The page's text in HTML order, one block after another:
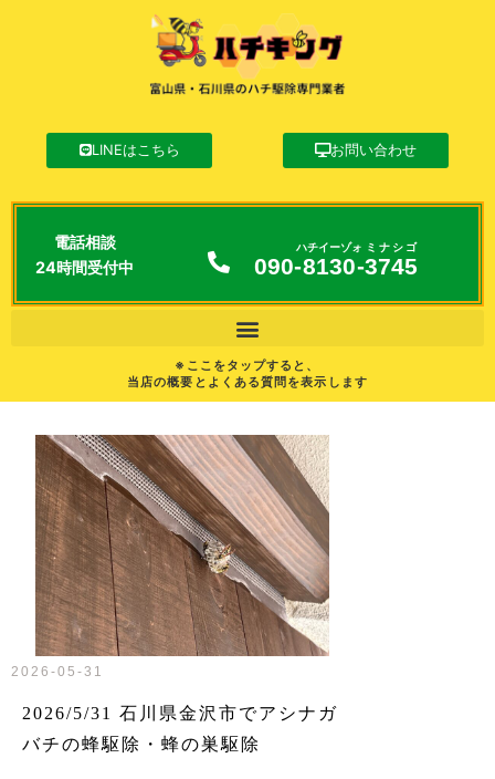
LINEはこちら お問い合わせ
電話相談
24時間受付中
090-8130
ハチイーゾォ
-3745
ミナシゴ
※ここをタップすると、
当店の概要とよくある質問を表示します
2026-05-31
2026/5/31 石川県金沢市でアシナガ
バチの蜂駆除・蜂の巣駆除